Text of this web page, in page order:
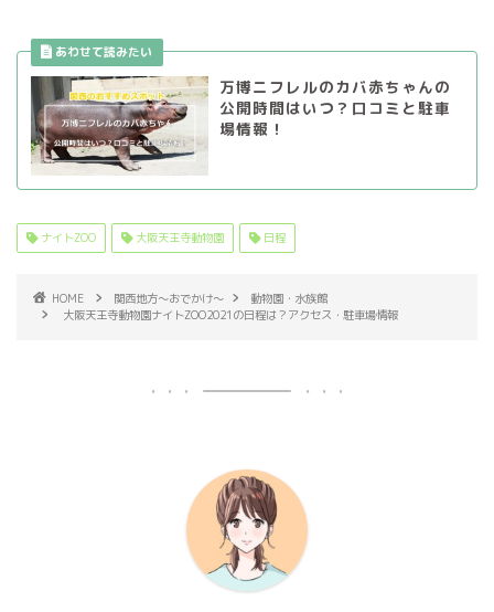
万博ニフレルのカバ赤ちゃんの
公開時間はいつ？口コミと駐車
場情報！
ナイトZOO 大阪天王寺動物園 日程
HOME 関西地方～おでかけ～
動物園・水族館
大阪天王寺動物園ナイトZOO2021の日程は？アクセス・駐車場情報